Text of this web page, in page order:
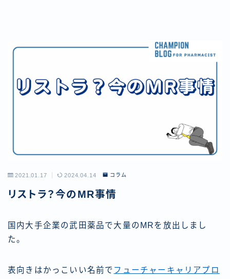
2021.01.17 2024.04.14 コラム
リストラ？今のMR事情
国内大手企業の武田薬品で大量のMRを放出しまし
た。
表向きはかっこいい名前で フューチャーキャリアプロ